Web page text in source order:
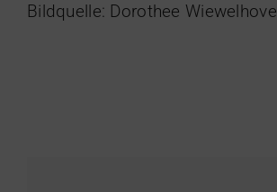
Bildquelle: Dorothee Wiewelhove